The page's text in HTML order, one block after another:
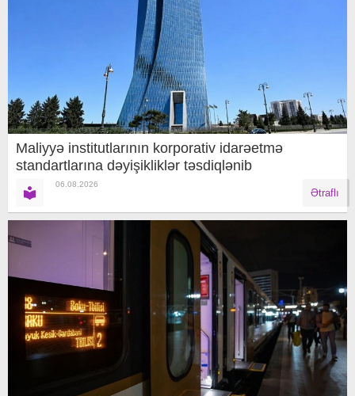
Maliyyə institutlarının korporativ idarəetmə
standartlarına dəyişikliklər təsdiqlənib
06.08.2026
Ətraflı